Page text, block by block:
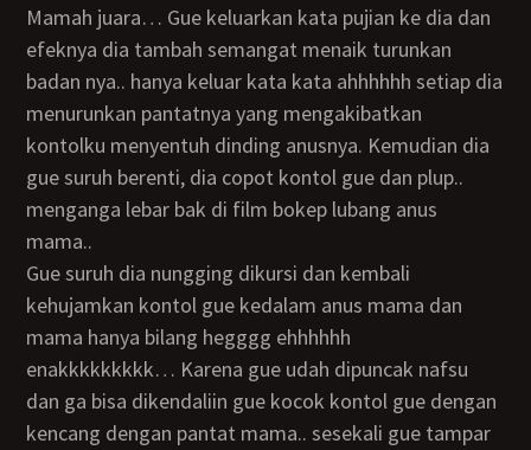
Mamah juara… Gue keluarkan kata pujian ke dia dan
efeknya dia tambah semangat menaik turunkan
badan nya.. hanya keluar kata kata ahhhhhh setiap dia
menurunkan pantatnya yang mengakibatkan
kontolku menyentuh dinding anusnya. Kemudian dia
gue suruh berenti, dia copot kontol gue dan plup..
menganga lebar bak di film bokep lubang anus
mama..
Gue suruh dia nungging dikursi dan kembali
kehujamkan kontol gue kedalam anus mama dan
mama hanya bilang hegggg ehhhhhh
enakkkkkkkkk… Karena gue udah dipuncak nafsu
dan ga bisa dikendaliin gue kocok kontol gue dengan
kencang dengan pantat mama.. sesekali gue tampar